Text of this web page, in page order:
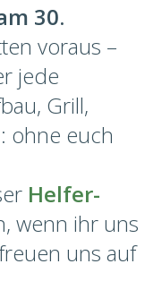
30.
voraus –
jede
Grill,
ohne euch
Helfer-
wenn ihr uns
uns auf